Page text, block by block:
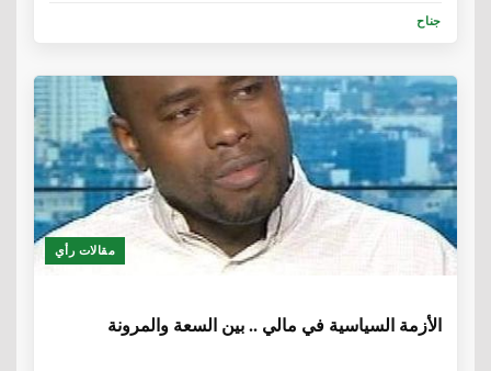
جناح
مقالات رأي
الأزمة السياسية في مالي .. بين السعة والمرونة